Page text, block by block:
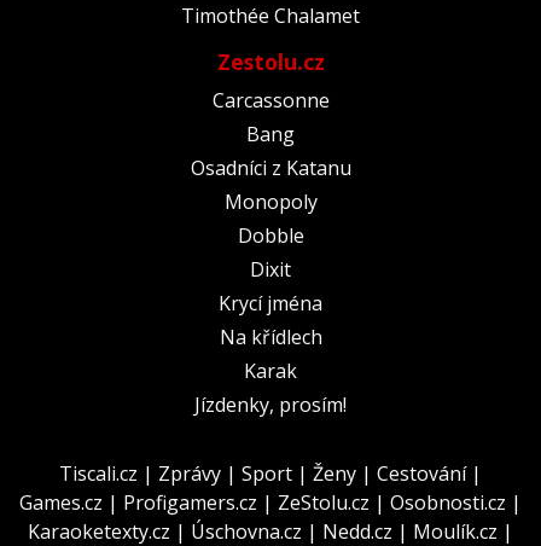
Timothée Chalamet
Zestolu.cz
Carcassonne
Bang
Osadníci z Katanu
Monopoly
Dobble
Dixit
Krycí jména
Na křídlech
Karak
Jízdenky, prosím!
Tiscali.cz | Zprávy | Sport | Ženy | Cestování|
Games.cz | Profigamers.cz | ZeStolu.cz | Osobnosti.cz |
Karaoketexty.cz | Úschovna.cz | Nedd.cz | Moulík.cz |